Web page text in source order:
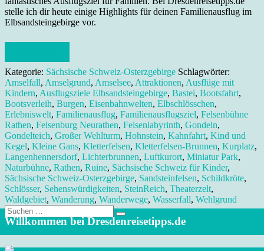
stelle ich dir heute einige Highlights für deinen Familienausflug im
Elbsandsteingebirge vor.
Kategorie: Sächsische Schweiz-Osterzgebirge Schlagwörter:
Amselfall, Amselgrund, Amselsee, Attraktionen, Ausflüge mit
Kindern, Ausflugsziele Elbsandsteingebirge, Bastei, Bootsfahrt,
Bootsverleih, Burgen, Eisenbahnwelten, Elbschlösschen,
Erlebniswelt, Familienausflug, Familienausflugsziel, Felsenbühne
Rathen, Felsenburg Neurathen, Felsenlabyrinth, Gondeln,
Gondelteich, Großer Wehlturm, Hohnstein, Kahnfahrt, Kind und
Kegel, Kleine Gans, Kletterfelsen, Kletterfelsen-Brunnen, Kurplatz,
Langenhennersdorf, Lichterbrunnen, Luftkurort, Miniatur Park,
Naturbühne, Rathen, Ruine, Sächsische Schweiz für Kinder,
Sächsische Schweiz-Osterzgebirge, Sandsteinfelsen, Schildkröte,
Schlösser, Sehenswürdigkeiten, SteinReich, Theaterzelt,
Waldgebiet, Wanderung, Wanderwege, Wasserfall, Wehlgrund
Suche
nach:
Willkommen bei Dresdenreisetipps.de